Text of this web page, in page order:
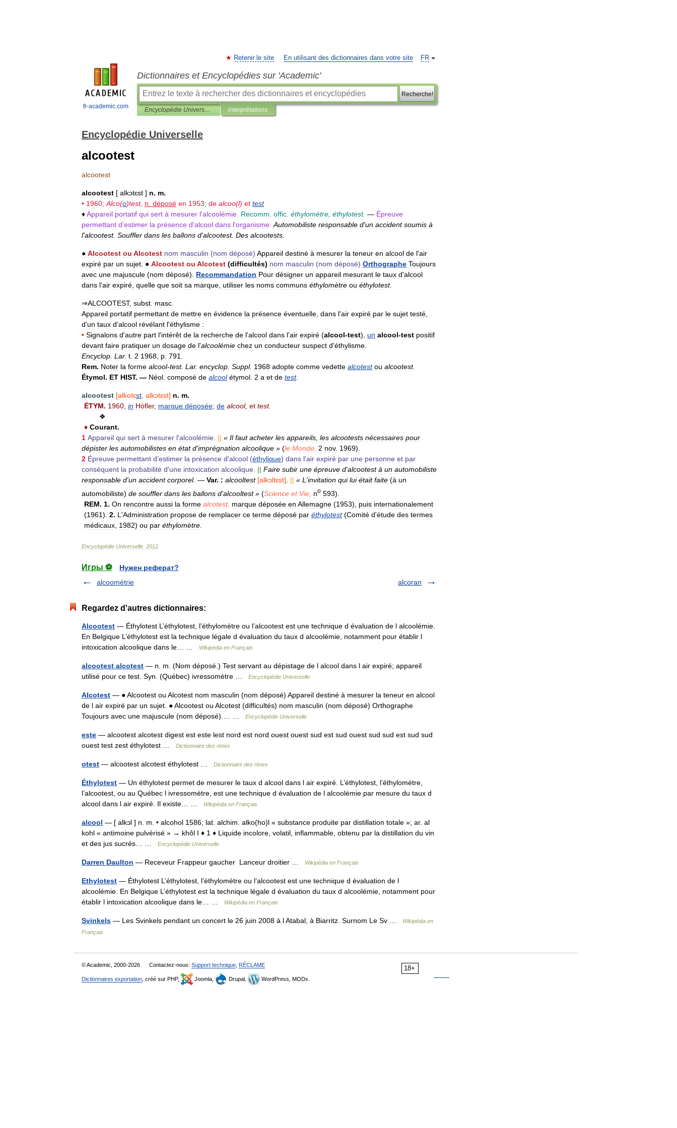
fr-academic.com
FR
Retenir le site En utilisant des dictionnaires dans votre site
Dictionnaires et Encyclopédies sur 'Academic'
Recherche!
Encyclopédie Universelle interprétations
Encyclopédie Universelle
alcootest
alcootest
alcootest [ alkɔtɛst ] n. m.
• 1960; Alco(o)test, n déposé en 1953; de alcoo(l) et test
♦Appareil portatif qui sert à mesurer l'alcoolémie Recomm offic éthylomètre éthylotest. — Épreuve
permettant d'estimer la présence d'alcool dans l'organisme Automobiliste responsable d'un accident soumis à
l'alcootest. Souffler dans les ballons d'alcootest. Des alcootests
● Alcootest ou Alcotest nom masculin (nom déposé) Appareil destiné à mesurer la teneur en alcool de l'air
expiré par un sujet ● Alcootest ou Alcotest (difficultés) nom masculin (nom déposé) Orthographe Toujours
avec une majuscule (nom déposé). Recommandation Pour désigner un appareil mesurant le taux d'alcool
dans l'air expiré quelle que soit sa marque utiliser les noms communs éthylomètre ou éthylotest.
⇒ALCOOTEST, subst masc
Appareil portatif permettant de mettre en évidence la présence éventuelle dans l'air expiré par le sujet testé
d'un taux d'alcool révélant l'éthylisme :
• Signalons d'autre part l'intérêt de la recherche de l'alcool dans l'air expiré (alcool-test), un alcool-test positif
devant faire pratiquer un dosage de l'alcoolémie chez un conducteur suspect d'éthylisme
Encyclop Lar. t 2 1968 p 791
Rem. Noter la forme alcool-test. Lar. encyclop Suppl. 1968 adopte comme vedette alcotest ou alcootest.
Étymol. ET HIST. — Néol composé de alcool étymol 2 a et de test.
alcootest [alkotɛst; alkɔtɛst] n. m.
ÉTYM. 1960 in Höfler, marque déposée; de alcool, et test.
❖
♦ Courant.
1 Appareil qui sert à mesurer l'alcoolémie || « Il faut acheter les appareils les alcootests nécessaires pour
dépister les automobilistes en état d'imprégnation alcoolique » (le Monde 2 nov. 1969).
2 Épreuve permettant d'estimer la présence d'alcool (éthylique) dans l'air expiré par une personne et par
conséquent la probabilité d'une intoxication alcoolique || Faire subir une épreuve d'alcootest à un automobiliste
responsable d'un accident corporel. — Var. : alcooltest [alkɔltɛst] || « L 'invitation qui lui était faite (à un
automobiliste) de souffler dans les ballons d'alcooltest» (Science et Vie no 593).
REM. 1. On rencontre aussi la forme alcotest, marque déposée en Allemagne (1953), puis internationalement
(1961). 2. L 'Administration propose de remplacer ce terme déposé par éthylotest(Comité d'étude des termes
médicaux 1982) ou par éthylomètre
Encyclopédie Universelle 2012
Игры ⚽
Нужен реферат?
alcoométrie
alcoran
Regardez d'autres dictionnaires:
Alcootest — Éthylotest L’éthylotest, l’éthylomètre ou l’alcootest est une technique d évaluation de l alcoolémie.
En Belgique L’éthylotest est la technique légale d évaluation du taux d alcoolémie, notamment pour établir l
intoxication alcoolique dans le… …
Wikipédia en Français
alcootest alcotest — n. m. (Nom déposé.) Test servant au dépistage de l alcool dans l air expiré; appareil
utilisé pour ce test. Syn. (Québec) ivressomètre …
Encyclopédie Universelle
Alcotest — ● Alcootest ou Alcotest nom masculin (nom déposé) Appareil destiné à mesurer la teneur en alcool
de l air expiré par un sujet. ● Alcootest ou Alcotest (difficultés) nom masculin (nom déposé) Orthographe
Toujours avec une majuscule (nom déposé).… …
Encyclopédie Universelle
este — alcootest alcotest digest est este lest nord est nord ouest ouest sud est sud ouest sud sud est sud sud
ouest test zest éthylotest …
Dictionnaire des rimes
otest — alcootest alcotest éthylotest … Dictionnaire des rimes
Éthylotest — Un éthylotest permet de mesurer le taux d alcool dans l air expiré. L’éthylotest, l’éthylomètre,
l’alcootest, ou au Québec l ivressomètre, est une technique d évaluation de l alcoolémie par mesure du taux d
alcool dans l air expiré. Il existe… …
Wikipédia en Français
alcool — [ alkɔl ] n. m. • alcohol 1586; lat. alchim. alko(ho)l « substance produite par distillation totale »; ar. al
kohl « antimoine pulvérisé » → khôl I ♦ 1 ♦ Liquide incolore, volatil, inflammable, obtenu par la distillation du vin
et des jus sucrés… …
Encyclopédie Universelle
Darren Daulton — Receveur Frappeur gaucher Lanceur droitier … Wikipédia en Français
Ethylotest — Éthylotest L’éthylotest, l’éthylomètre ou l’alcootest est une technique d évaluation de l
alcoolémie. En Belgique L’éthylotest est la technique légale d évaluation du taux d alcoolémie, notamment pour
établir l intoxication alcoolique dans le… …
Wikipédia en Français
Svinkels — Les Svinkels pendant un concert le 26 juin 2008 à l Atabal, à Biarritz. Surnom Le Sv …
Wikipédia en
Français
18+
© Academic, 2000-2026 Contactez-nous: Support technique RÉCLAME
Dictionnaires exportation , créé sur PHP, Joomla, Drupal, WordPress, MODx.